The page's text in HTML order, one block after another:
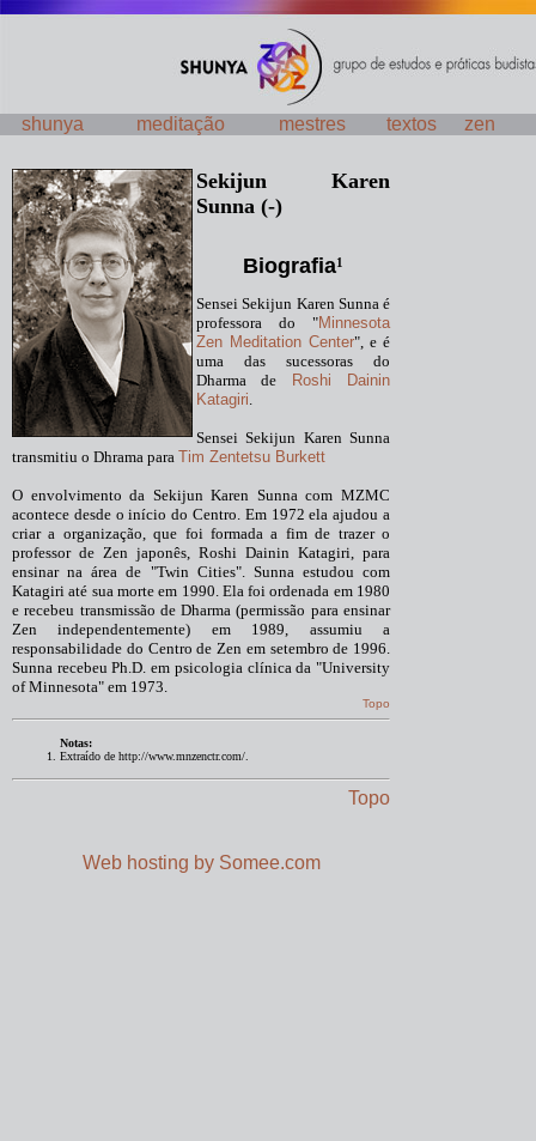
shunya meditação mestres textos zen
Sekijun Karen
Sunna (-)
Biografia1
Sensei Sekijun Karen Sunna é
professora do "Minnesota
Zen Meditation Center", e é
uma das sucessoras do
Dharma de
Roshi Dainin
Katagiri.
Sensei Sekijun Karen Sunna
transmitiu o Dhrama para Tim Zentetsu Burkett
O envolvimento da Sekijun Karen Sunna com MZMC
acontece desde o início do Centro. Em 1972 ela ajudou a
criar a organização, que foi formada a fim de trazer o
professor de Zen japonês, Roshi Dainin Katagiri, para
ensinar na área de "Twin Cities". Sunna estudou com
Katagiri até sua morte em 1990. Ela foi ordenada em 1980
e recebeu transmissão de Dharma (permissão para ensinar
Zen independentemente) em 1989, assumiu a
responsabilidade do Centro de Zen em setembro de 1996.
Sunna recebeu Ph.D. em psicologia clínica da "University
of Minnesota" em 1973.
Topo
Notas:
Extraído de http://www.mnzenctr.com/.
Topo
Web hosting by Somee.com